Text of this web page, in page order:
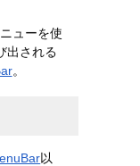
ューを使
出される
。
以